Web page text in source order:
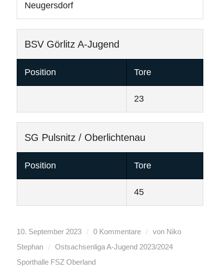
Neugersdorf
BSV Görlitz A-Jugend
Position Tore
23
SG Pulsnitz / Oberlichtenau
Position Tore
45
10. September 2023 / 0 Kommentare / von Niko
Stephan
/ Ostsachsenliga A-Jugend 2023/2024
Sporthalle FSZ Oberland